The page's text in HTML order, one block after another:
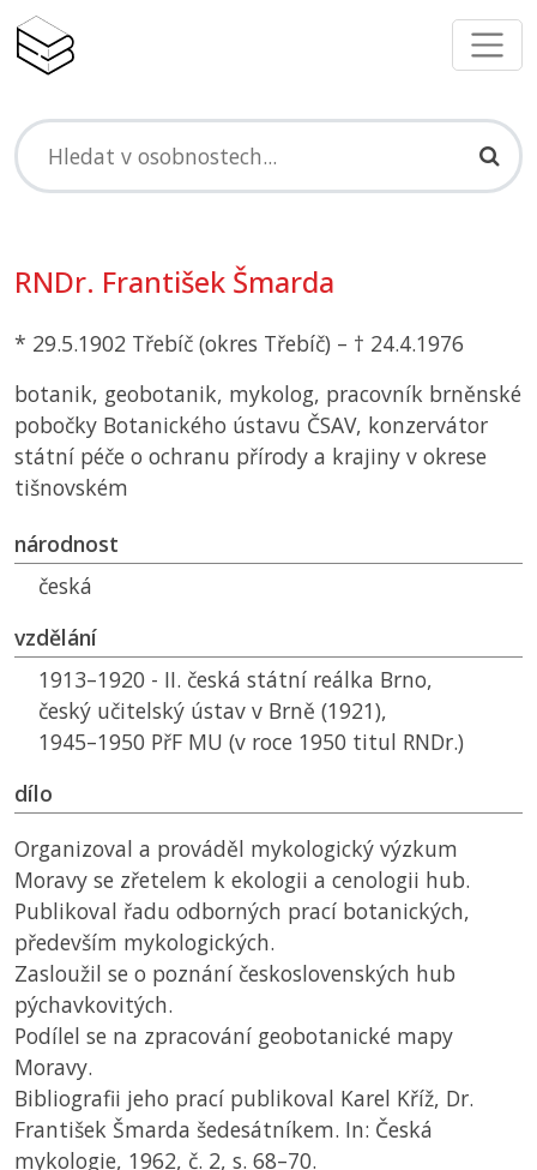
RNDr. František Šmarda
* 29.5.1902 Třebíč (okres Třebíč) – † 24.4.1976
botanik, geobotanik, mykolog, pracovník brněnské
pobočky Botanického ústavu ČSAV, konzervátor
státní péče o ochranu přírody a krajiny v okrese
tišnovském
národnost
česká
vzdělání
1913–1920 - II. česká státní reálka Brno,
český učitelský ústav v Brně (1921),
1945–1950 PřF MU (v roce 1950 titul RNDr.)
dílo
Organizoval a prováděl mykologický výzkum
Moravy se zřetelem k ekologii a cenologii hub.
Publikoval řadu odborných prací botanických,
především mykologických.
Zasloužil se o poznání československých hub
pýchavkovitých.
Podílel se na zpracování geobotanické mapy
Moravy.
Bibliografii jeho prací publikoval Karel Kříž, Dr.
František Šmarda šedesátníkem. In: Česká
mykologie, 1962, č. 2, s. 68–70.